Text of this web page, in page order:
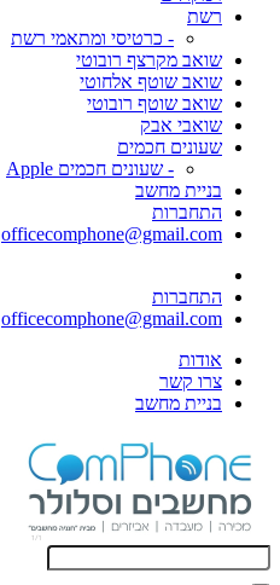
רשת
- כרטיסי ומתאמי רשת
שואב מקרצף רובוטי
שואב שוטף אלחוטי
שואב שוטף רובוטי
שואבי אבק
שעונים חכמים
- שעונים חכמים Apple
בניית מחשב
התחברות
officecomphone@gmail.com
התחברות
officecomphone@gmail.com
אודות
צרו קשר
בניית מחשב